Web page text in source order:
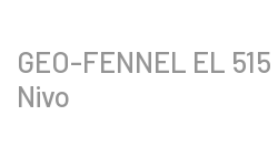
GEO-FENNEL EL
Nivo